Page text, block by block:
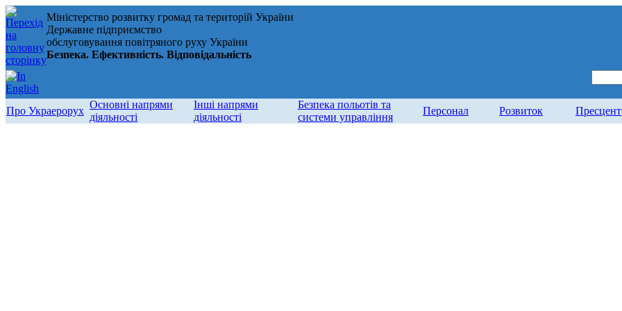
Міністерство розвитку громад та територій України
Державне підприємство
обслуговування повітряного руху України
Безпека. Ефективність. Відповідальність
Про Украерорух
Основні напрями
діяльності
Інші напрями
діяльності
Безпека польотів та
системи управління
Персонал Розвиток